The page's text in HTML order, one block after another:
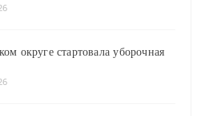
округе стартовала уборочная